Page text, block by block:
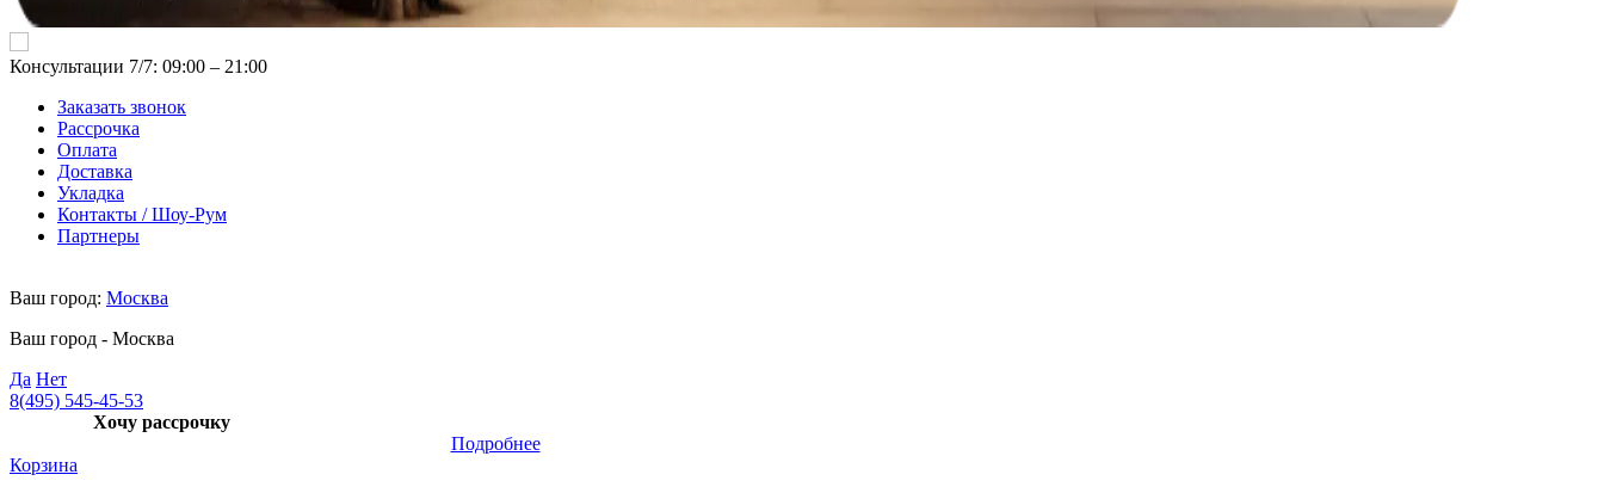
Консультации 7/7: 09:00 ‒ 21:00
Заказать звонок
Рассрочка
Оплата
Доставка
Укладка
Контакты / Шоу-Рум
Партнеры
Ваш город: Москва
Ваш город - Москва
Да Нет
8(495) 545-45-53
Хочу рассрочку
Подробнее
Корзина